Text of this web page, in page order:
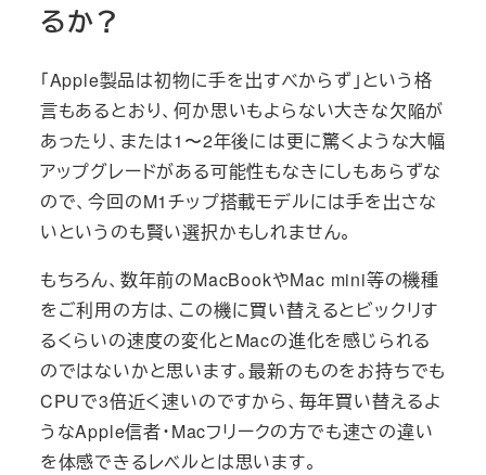
るか？
「Apple製品は初物に手を出すべからず」という格
言もあるとおり、何か思いもよらない大きな欠陥が
あったり、または1〜2年後には更に驚くような大幅
アップグレードがある可能性もなきにしもあらずな
ので、今回のM1チップ搭載モデルには手を出さな
いというのも賢い選択かもしれません。
もちろん、数年前のMacBookやMac mini等の機種
をご利用の方は、この機に買い替えるとビックリす
るくらいの速度の変化とMacの進化を感じられる
のではないかと思います。最新のものをお持ちでも
CPUで3倍近く速いのですから、毎年買い替えるよ
うなApple信者・Macフリークの方でも速さの違い
を体感できるレベルとは思います。